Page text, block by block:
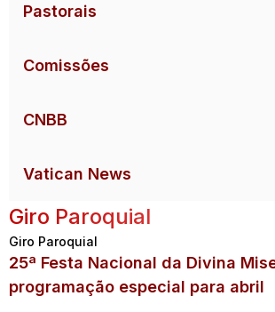
Pastorais
Comissões
CNBB
Vatican News
Giro Paroquial
Giro Paroquial
25ª Festa Nacional da Divina
programação especial para abril